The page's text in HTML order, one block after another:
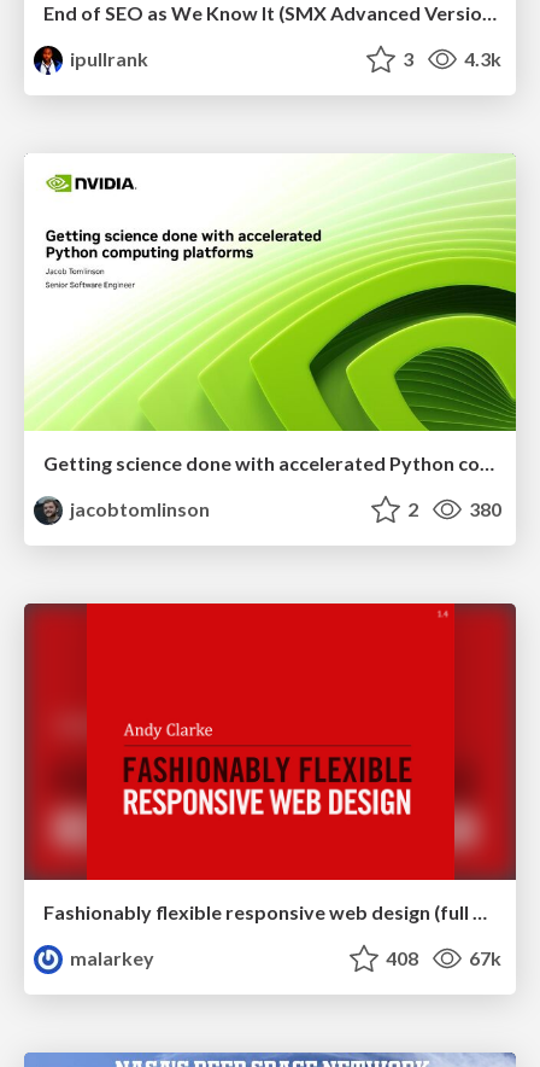
End of SEO as We Know It (SMX Advanced Version)
ipullrank
3 4.3k
Getting science done with accelerated Python computing platforms
jacobtomlinson
2 380
Fashionably flexible responsive web design (full day workshop)
malarkey
408 67k